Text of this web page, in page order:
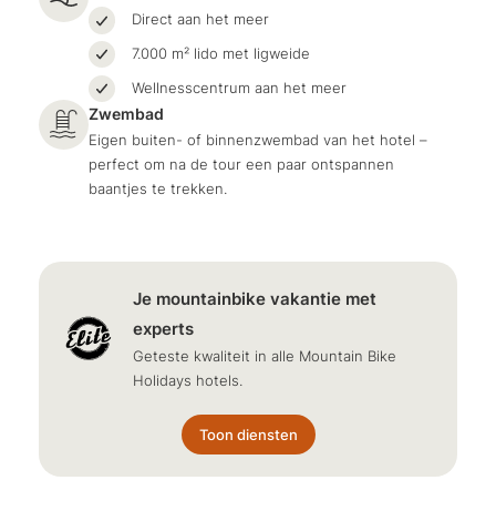
Direct aan het meer
7.000 m² lido met ligweide
Wellnesscentrum aan het meer
Zwembad
Eigen buiten- of binnenzwembad van het hotel –
perfect om na de tour een paar ontspannen
baantjes te trekken.
Je mountainbike vakantie met
experts
Geteste kwaliteit in alle Mountain Bike
Holidays hotels.
Toon diensten